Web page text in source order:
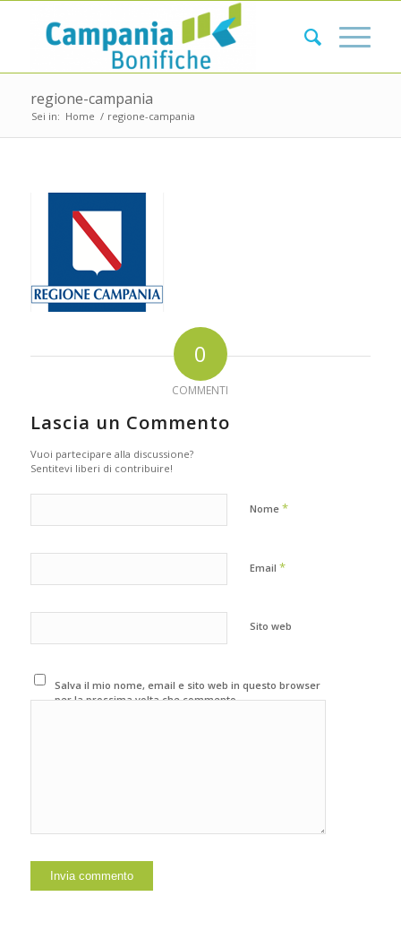
regione-campania
Sei in: Home / regione-campania
0
COMMENTI
Lascia un Commento
Vuoi partecipare alla discussione?
Sentitevi liberi di contribuire!
Nome *
Email *
Sito web
Salva il mio nome, email e sito web in questo browser
per la prossima volta che commento.